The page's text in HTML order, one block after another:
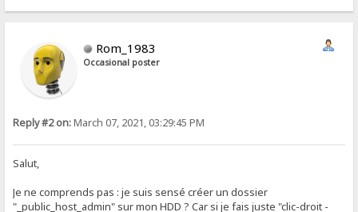
Rom_1983
Occasional poster
Reply #2 on:March 07, 2021, 03:29:45 PM
Salut,
Je ne comprends pas : je suis sensé créer un dossier
"_public_host_admin" sur mon HDD ? Car si je fais juste "clic-droit -